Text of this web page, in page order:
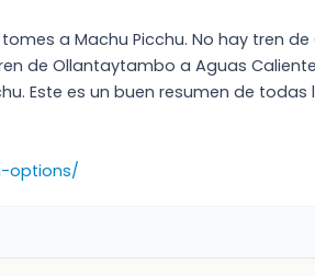
a Machu Picchu. No hay tren
de Ollantaytambo a Aguas
Este es un buen resumen de
options/